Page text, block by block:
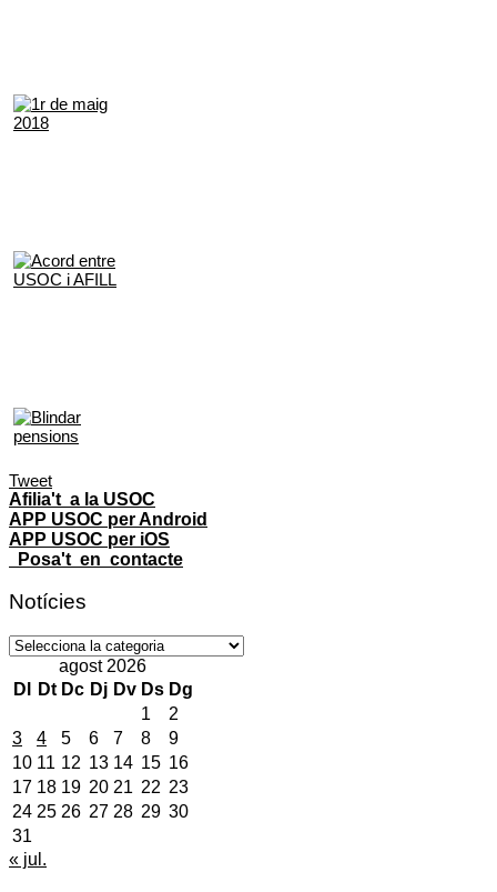
Tweet
Afilia't a la USOC
APP USOC per Android
APP USOC per iOS
Posa't en contacte
Notícies
Notícies
agost 2026
Dl
Dt Dc Dj Dv Ds Dg
1
2
3
4 5 6 7 8
9
10 11 12 13 14 15 16
17 18 19 20 21 22 23
24 25 26 27 28 29 30
31
« jul.